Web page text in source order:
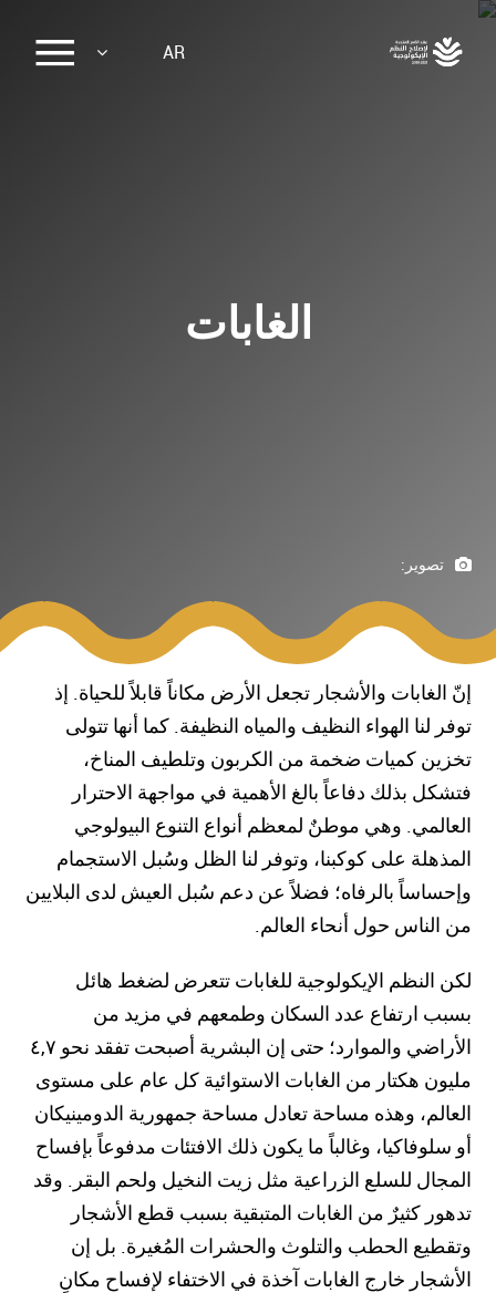
AR
الغابات
تصوير:
إنّ الغابات والأشجار تجعل الأرض مكاناً قابلاً للحياة. إذ
توفر لنا الهواء النظيف والمياه النظيفة. كما أنها تتولى
تخزين كميات ضخمة من الكربون وتلطيف المناخ،
فتشكل بذلك دفاعاً بالغ الأهمية في مواجهة الاحترار
العالمي. وهي موطنٌ لمعظم أنواع التنوع البيولوجي
المذهلة على كوكبنا، وتوفر لنا الظل وسُبل الاستجمام
وإحساساً بالرفاه؛ فضلاً عن دعم سُبل العيش لدى البلايين
من الناس حول أنحاء العالم.
لكن النظم الإيكولوجية للغابات تتعرض لضغط هائل
بسبب ارتفاع عدد السكان وطمعهم في مزيد من
الأراضي والموارد؛ حتى إن البشرية أصبحت تفقد نحو ٤,٧
مليون هكتار من الغابات الاستوائية كل عام على مستوى
العالم، وهذه مساحة تعادل مساحة جمهورية الدومينيكان
أو سلوفاكيا، وغالباً ما يكون ذلك الافتئات مدفوعاً بإفساح
المجال للسلع الزراعية مثل زيت النخيل ولحم البقر. وقد
تدهور كثيرٌ من الغابات المتبقية بسبب قطع الأشجار
وتقطيع الحطب والتلوث والحشرات المُغيرة. بل إن
الأشجار خارج الغابات آخذة في الاختفاء لإفساح مكانٍ